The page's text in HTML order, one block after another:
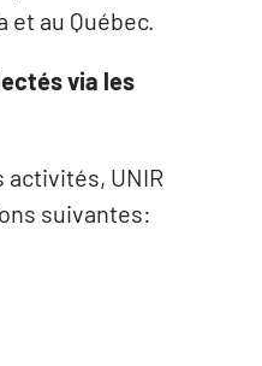
et au Québec.
via les
activités, UNIR
suivantes: